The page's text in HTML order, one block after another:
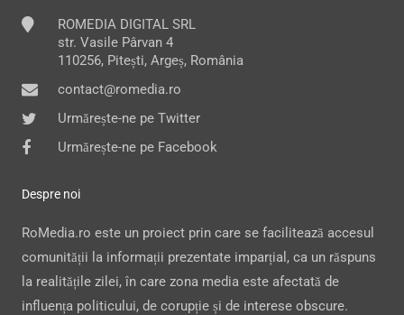
ROMEDIA DIGITAL SRL
str. Vasile Pârvan 4
110256, Pitești, Argeș, România
contact@romedia.ro
Urmărește-ne pe Twitter
Urmărește-ne pe Facebook
Despre noi
RoMedia.ro este un proiect prin care se facilitează accesul
comunității la informații prezentate imparțial, ca un răspuns
la realitățile zilei, în care zona media este afectată de
influența politicului, de corupție și de interese obscure.